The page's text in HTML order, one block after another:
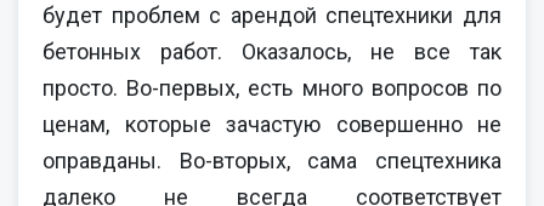
будет проблем с арендой спецтехники для
бетонных работ. Оказалось, не все так
просто. Во-первых, есть много вопросов по
ценам, которые зачастую совершенно не
оправданы. Во-вторых, сама спецтехника
далеко не всегда соответствует